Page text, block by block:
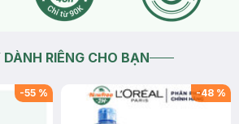
DÀNH RIÊNG CHO BẠN
-55 % -48 %